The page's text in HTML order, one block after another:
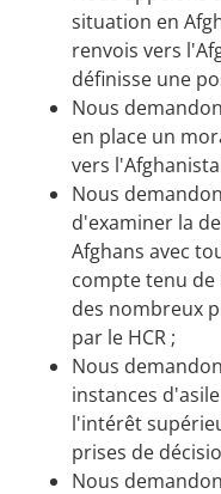
situation en
renvois vers
définisse une
Nous
en place un
vers
Nous
d'examiner la
Afghans avec
compte tenu
des nombreux
par le HCR ;
Nous
instances
l'intérêt
prises de
Nous